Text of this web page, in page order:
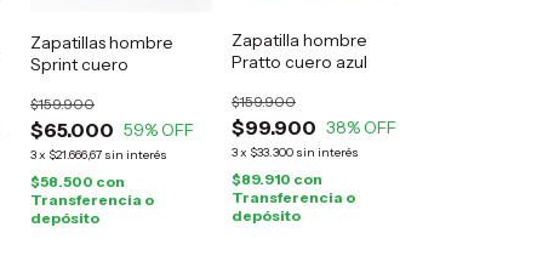
Zapatillas hombre
Sprint cuero
$65.000
$159.900
59% OFF
3x $21.666,67 sin interés
$58.500 con
Transferencia o
depósito
Zapatilla hombre
Pratto cuero azul
$99.900
$159.900
38% OFF
3x $33.300 sin interés
$89.910 con
Transferencia o
depósito